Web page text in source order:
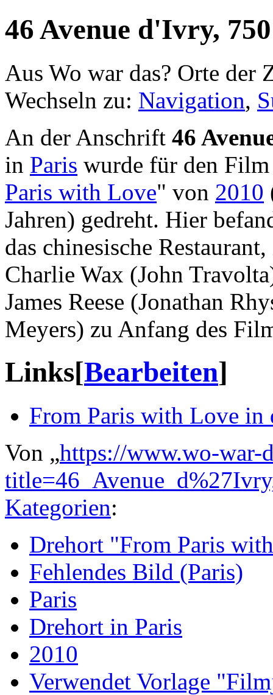
46 Avenue d'Ivry,
Aus Wo war das? Orte der
Wechseln zu: Navigation,
An der Anschrift 46
in Paris wurde für den
Paris with Love" von 2010
Jahren) gedreht. Hier
das chinesische
Charlie Wax (John
James Reese (Jonathan
Meyers) zu Anfang des
Links[Bearbeiten]
From Paris with Love in
Von „https://www.wo-war-
Kategorien:
Drehort "From Paris
Fehlendes Bild (Paris)
Paris
Drehort in Paris
2010
Verwendet Vorlage